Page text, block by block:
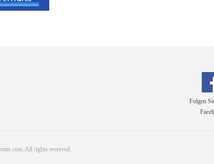
Folgen
All rights reserved.